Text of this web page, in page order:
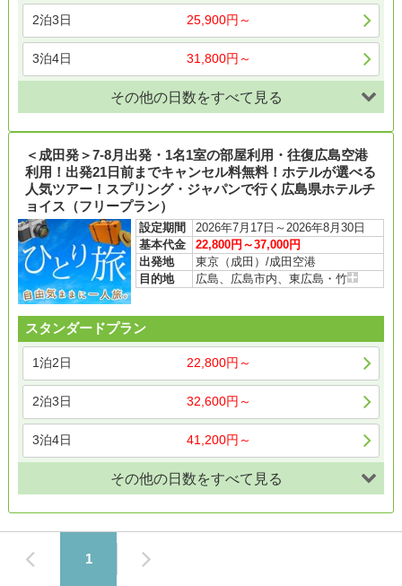
2泊3日 25,900円～
3泊4日 31,800円～
その他の日数をすべて見る
＜成田発＞7-8月出発・1名1室の部屋利用・往復広島空港
利用！出発21日前までキャンセル料無料！ホテルが選べる
人気ツアー！スプリング・ジャパンで行く広島県ホテルチ
ョイス（フリープラン）
設定期間
2026年7月17日～2026年8月30日
基本代金
22,800円～37,000円
出発地
東京（成田）/成田空港
目的地
広島、広島市内、東広島・竹
スタンダードプラン
1泊2日 22,800円～
2泊3日 32,600円～
3泊4日 41,200円～
その他の日数をすべて見る
1